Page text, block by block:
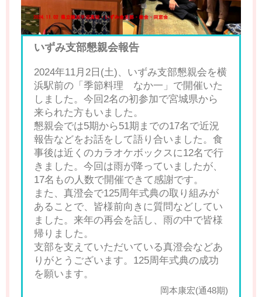
いずみ支部懇親会報告
2024年11月2日(土)、いずみ支部懇親会を横
浜駅前の「季節料理 なか一」で開催いた
しました。今回2名の初参加で宮城県から
来られた方もいました。
懇親会では5期から51期までの17名で近況
報告などをお話をして語り合いました。食
事後は近くのカラオケボックスに12名で行
きました。今回は雨が降っていましたが、
17名もの人数で開催できて感謝です。
また、真澄会で125周年式典の取り組みが
あることで、皆様前向きに質問などしてい
ました。来年の再会を話し、雨の中で皆様
帰りました。
支部を支えていただいている真澄会などあ
りがとうございます。125周年式典の成功
を願います。
岡本康宏(通48期)